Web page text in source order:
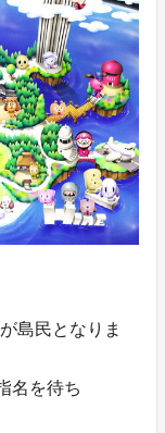
島民となりま
名を待ち